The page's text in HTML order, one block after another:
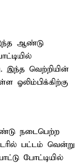
ஆண்டு
இந்த வெற்றியின்
நடைபெற்ற
பட்டம் வென்று
போட்டியில்